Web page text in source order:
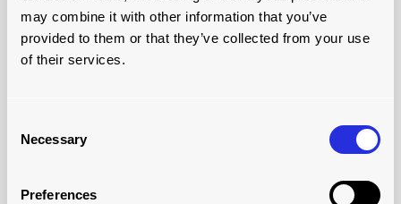
may combine it with other information that you’ve
provided to them or that they’ve collected from your use
of their services.
Selection
Necessary
Preferences
1.6m、積載量900～1,200kg
：全長2.9m、全幅1.7m、全高1.7m、最
大積載量950kgから1,250kg
ル、全高1.8メートル、積載重量900キロから120キロ
。
トル、全高1.9メートルから2.3メートル、積載重量